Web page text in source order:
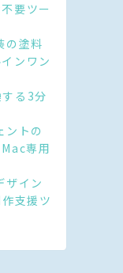
要ツー
塗料
ンワン
る3分
トの
専用
ザイン
支援ツ